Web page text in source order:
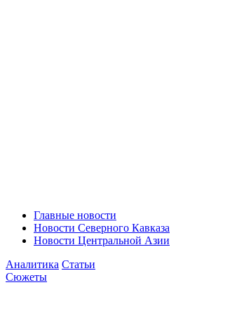
Главные новости
Новости Северного Кавказа
Новости Центральной Азии
Аналитика Статьи
Сюжеты